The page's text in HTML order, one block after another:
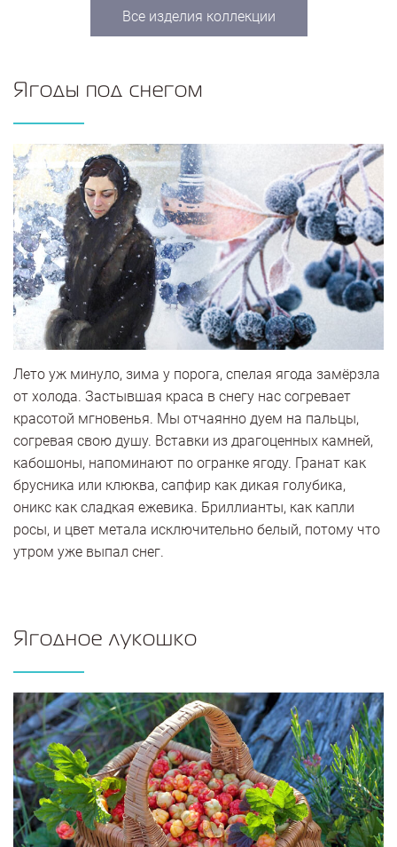
Все изделия коллекции
Ягоды под снегом
Лето уж минуло, зима у порога, спелая ягода замёрзла
от холода. Застывшая краса в снегу нас согревает
красотой мгновенья. Мы отчаянно дуем на пальцы,
согревая свою душу. Вставки из драгоценных камней,
кабошоны, напоминают по огранке ягоду. Гранат как
брусника или клюква, сапфир как дикая голубика,
оникс как сладкая ежевика. Бриллианты, как капли
росы, и цвет метала исключительно белый, потому что
утром уже выпал снег.
Ягодное лукошко